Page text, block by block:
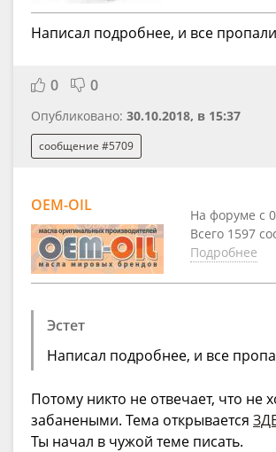
Написал подробнее, и все
0 0
Опубликовано: 30.10.2018, в 15:37
сообщение #5709
OEM-OIL
На форуме с
Всего 1597
Подробнее
Эстет
Написал подробнее, и все
Потому никто не отвечает, что не
забанеными. Тема открывается
Ты начал в чужой теме писать.